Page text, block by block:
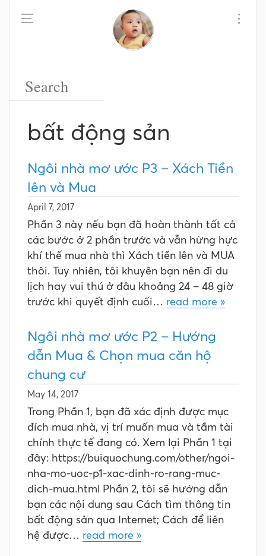
bất động sản
Ngôi nhà mơ ước P3 – Xách Tiền
lên và Mua
April 7, 2017
Phần 3 này nếu bạn đã hoàn thành tất cả
các bước ở 2 phần trước và vẫn hừng hực
khí thế mua nhà thì Xách tiền lên và MUA
thôi. Tuy nhiên, tôi khuyên bạn nên đi du
lịch hay vui thú ở đâu khoảng 24 – 48 giờ
trước khi quyết định cuối… read more »
Ngôi nhà mơ ước P2 – Hướng
dẫn Mua & Chọn mua căn hộ
chung cư
May 14, 2017
Trong Phần 1, bạn đã xác định được mục
đích mua nhà, vị trí muốn mua và tầm tài
chính thực tế đang có. Xem lại Phần 1 tại
đây: https://buiquochung.com/other/ngoi-
nha-mo-uoc-p1-xac-dinh-ro-rang-muc-
dich-mua.html Phần 2, tôi sẽ hướng dẫn
bạn các nội dung sau Cách tìm thông tin
bất động sản qua Internet; Cách để liên
hệ được… read more »